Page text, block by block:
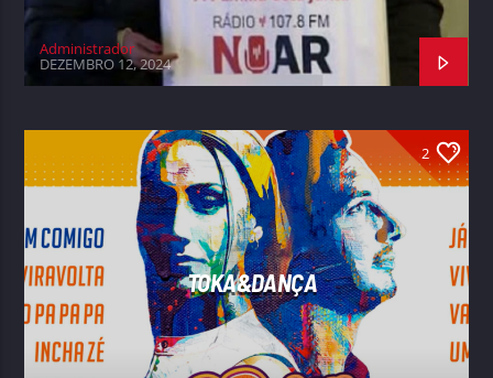
Administrador
DEZEMBRO 12, 2024
2
TOKA&DANÇA